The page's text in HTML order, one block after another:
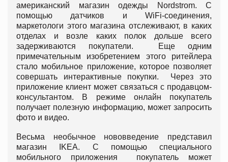
американский магазин одежды Nordstrom. С
помощью датчиков и WiFi-соединения,
маркетологи этого магазина отслеживают, в каких
отделах и возле каких полок дольше всего
задерживаются покупатели. Еще одним
примечательным изобретением этого ритейлера
стало мобильное приложение, которое позволяет
совершать интерактивные покупки. Через это
приложение клиент может связаться с продавцом-
консультантом. В режиме онлайн покупатель
получает полезную информацию, может запросить
фото и видео.
Весьма необычное нововведение представил
магазин IKEA. С помощью специального
мобильного приложения покупатель может